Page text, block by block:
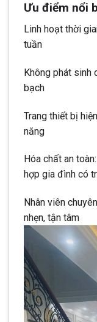
Ưu điểm nổi
Linh hoạt thời
tuần
Không phát sinh
bạch
Trang thiết bị
năng
Hóa chất an
hợp gia đình có
Nhân viên
nhẹn, tận tâm